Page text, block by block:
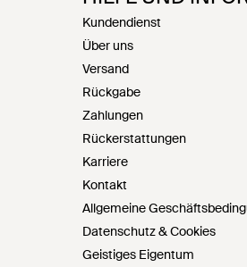
Kundendienst
Über uns
Versand
Rückgabe
Zahlungen
Rückerstattungen
Karriere
Kontakt
Allgemeine
Datenschutz & Cookies
Geistiges Eigentum